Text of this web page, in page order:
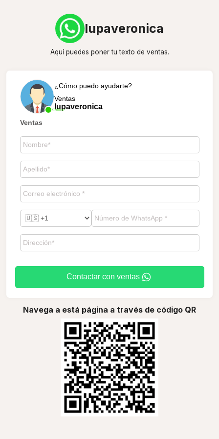
lupaveronica
Aquí puedes poner tu texto de ventas.
Online
¿Cómo puedo ayudarte?
Ventas
lupaveronica
Ventas
Contactar con ventas
Navega a está página a través de código QR